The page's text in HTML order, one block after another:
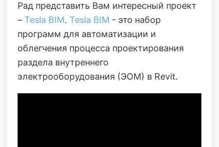
Рад представить Вам интересный проект
– Tesla BIM. Tesla BIM - это набор
программ для автоматизации и
облегчения процесса проектирования
раздела внутреннего
электрооборудования (ЭОМ) в Revit.